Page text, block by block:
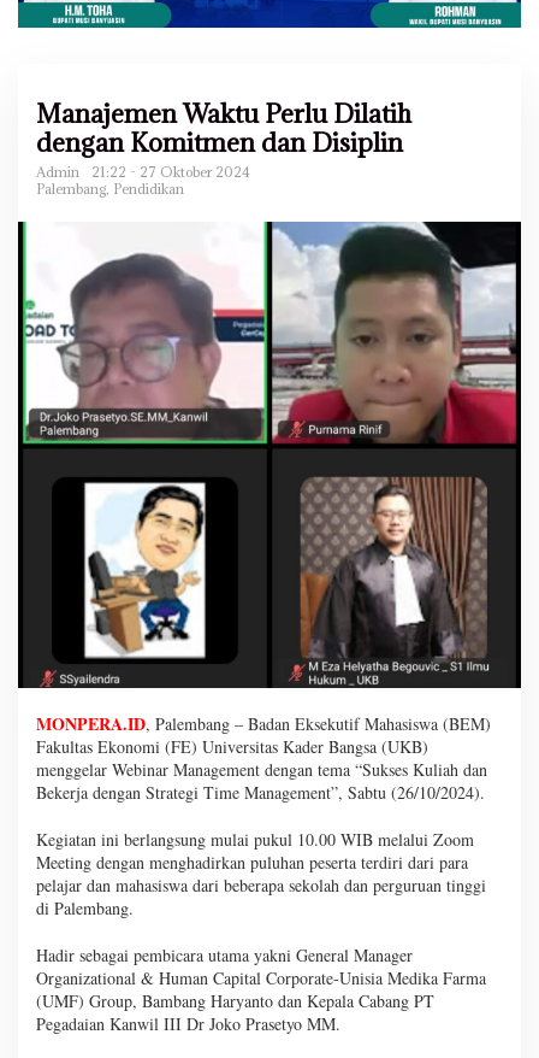
Manajemen Waktu Perlu Dilatih
dengan Komitmen dan Disiplin
Admin
21:22 - 27 Oktober 2024
Palembang, Pendidikan
MONPERA.ID, Palembang – Badan Eksekutif Mahasiswa (BEM)
Fakultas Ekonomi (FE) Universitas Kader Bangsa (UKB)
menggelar Webinar Management dengan tema “Sukses Kuliah dan
Bekerja dengan Strategi Time Management”, Sabtu (26/10/2024).
Kegiatan ini berlangsung mulai pukul 10.00 WIB melalui Zoom
Meeting dengan menghadirkan puluhan peserta terdiri dari para
pelajar dan mahasiswa dari beberapa sekolah dan perguruan tinggi
di Palembang.
Hadir sebagai pembicara utama yakni General Manager
Organizational & Human Capital Corporate-Unisia Medika Farma
(UMF) Group, Bambang Haryanto dan Kepala Cabang PT
Pegadaian Kanwil III Dr Joko Prasetyo MM.